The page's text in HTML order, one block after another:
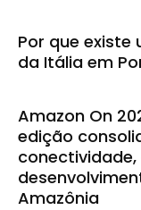
Por que existe
da Itália em
Amazon On
edição
conectividade,
Amazônia